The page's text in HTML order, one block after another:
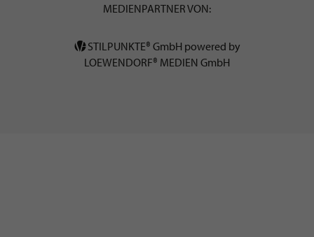
MEDIENPARTNER VON:
STILPUNKTE® GmbH powered by
LOEWENDORF® MEDIEN GmbH